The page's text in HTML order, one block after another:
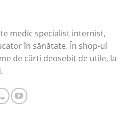
medic specialist internist,
în sănătate. În shop-ul
de cărți deosebit de utile, la